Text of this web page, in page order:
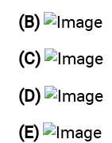
(B)
(C)
(D)
(E)